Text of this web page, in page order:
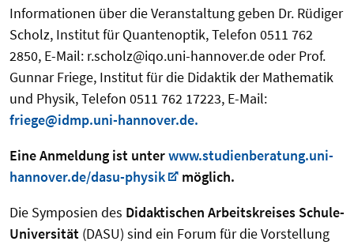
Informationen über die Veranstaltung geben Dr. Rüdiger
Scholz, Institut für Quantenoptik, Telefon 0511 762
2850, E-Mail: r.scholz@iqo.uni-hannover.de oder Prof.
Gunnar Friege, Institut für die Didaktik der Mathematik
und Physik, Telefon 0511 762 17223, E-Mail:
friege@idmp.uni-hannover.de.
Eine Anmeldung ist unterwww.studienberatung.uni-
hannover.de/dasu-physik
möglich.
Die Symposien des Didaktischen Arbeitskreises Schule-
Universität (DASU) sind ein Forum für die Vorstellung